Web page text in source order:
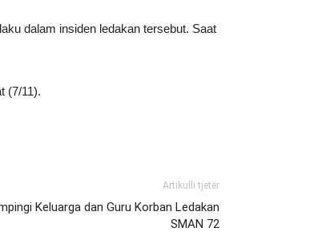
dalam insiden ledakan tersebut. Saat
(7/11).
Artikulli tjetër
Keluarga dan Guru Korban Ledakan
SMAN 72